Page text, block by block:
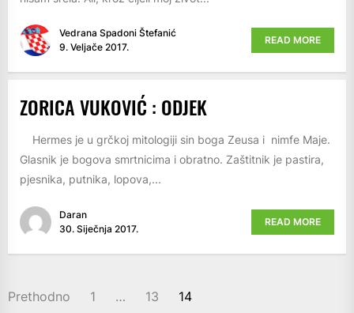
Vedrana Spadoni Štefanić
9. Veljače 2017.
READ MORE
ZORICA VUKOVIĆ : ODJEK
Hermes je u grčkoj mitologiji sin boga Zeusa i nimfe Maje.
Glasnik je bogova smrtnicima i obratno. Zaštitnik je pastira,
pjesnika, putnika, lopova,...
Daran
30. Siječnja 2017.
READ MORE
BROJEVI
Prethodno 1 … 13 14